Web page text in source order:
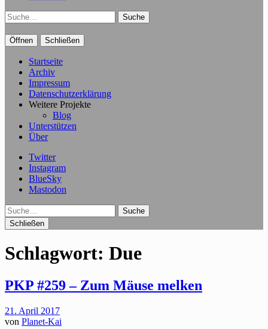
Suche
Öffnen Schließen
Startseite
Archiv
Impressum
Datenschutzerklärung
Weitere Projekte
Blog
Unterstützen
Über
Twitter
Instagram
BlueSky
Mastodon
Suche
Schließen
Schlagwort: Due
PKP #259 – Zum Mäuse melken
21. April 2017
von Planet-Kai